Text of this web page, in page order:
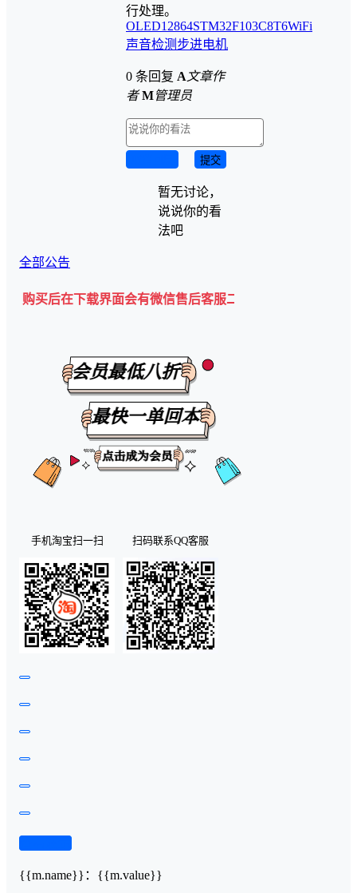
行处理。
OLED12864STM32F103C8T6WiFi
声音检测 步进电机
0 条回复 A文章作
者 M管理员
提交
暂无讨论，
说说你的看
法吧
全部公告
在下载界面会有微信售后客服二维码💡
手机淘宝扫一扫 扫码联系QQ客服
{{m.name}} ： {{m.value}}